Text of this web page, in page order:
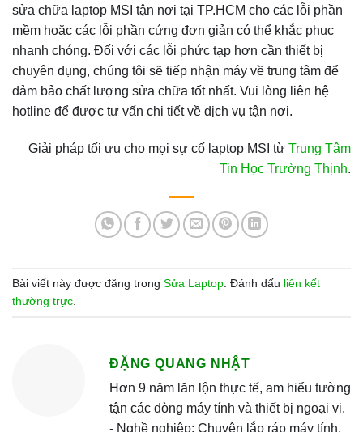
sửa chữa laptop MSI tận nơi tại TP.HCM cho các lỗi phần
mềm hoặc các lỗi phần cứng đơn giản có thể khắc phục
nhanh chóng. Đối với các lỗi phức tạp hơn cần thiết bị
chuyên dụng, chúng tôi sẽ tiếp nhận máy về trung tâm để
đảm bảo chất lượng sửa chữa tốt nhất. Vui lòng liên hệ
hotline để được tư vấn chi tiết về dịch vụ tận nơi.
Giải pháp tối ưu cho mọi sự cố laptop MSI từ Trung Tâm
Tin Học Trường Thịnh.
Bài viết này được đăng trong Sửa Laptop . Đánh dấu liên kết
thường trực
ĐẶNG QUANG NHẬT
Hơn 9 năm lăn lộn thực tế, am hiểu tường
tận các dòng máy tính và thiết bị ngoại vi.
- Nghề nghiệp: Chuyên lắp ráp máy tính,